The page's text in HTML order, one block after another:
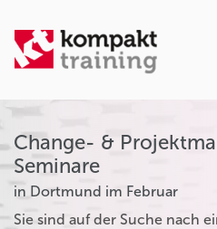
Change- &
Seminare
in Dortmund im Februar
Sie sind auf der Suche nach